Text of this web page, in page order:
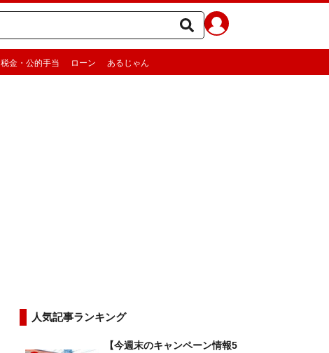
税金・公的手当 ローン あるじゃん
人気記事ランキング
【今週末のキャンペーン情報5